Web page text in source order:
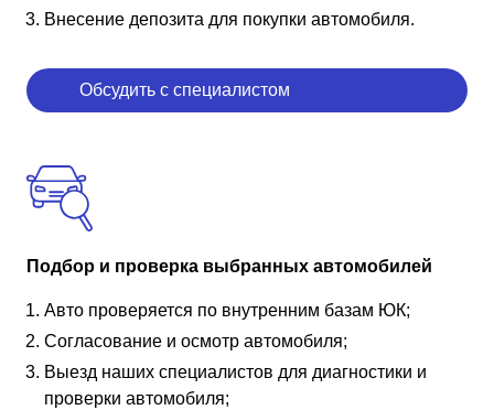
Внесение депозита для покупки автомобиля.
Обсудить с специалистом
Подбор и проверка выбранных автомобилей
Авто проверяется по внутренним базам ЮК;
Согласование и осмотр автомобиля;
Выезд наших специалистов для диагностики и
проверки автомобиля;